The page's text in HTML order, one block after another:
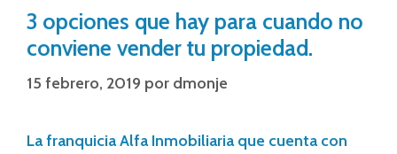
3 opciones que hay para cuando no
conviene vender tu propiedad.
15 febrero, 2019 por dmonje
La franquicia Alfa Inmobiliaria que cuenta con